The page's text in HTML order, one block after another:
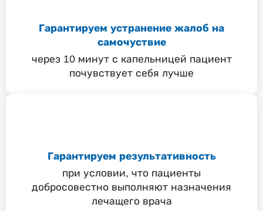
Гарантируем устранение жалоб на
самочуствие
через 10 минут с капельницей пациент
почувствует себя лучше
Гарантируем результативность
при условии, что пациенты
добросовестно выполняют назначения
лечащего врача